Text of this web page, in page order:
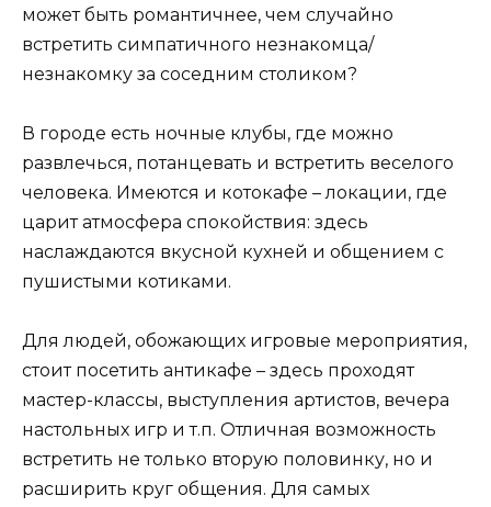
может быть романтичнее, чем случайно
встретить симпатичного незнакомца/
незнакомку за соседним столиком?
В городе есть ночные клубы, где можно
развлечься, потанцевать и встретить веселого
человека. Имеются и котокафе – локации, где
царит атмосфера спокойствия: здесь
наслаждаются вкусной кухней и общением с
пушистыми котиками.
Для людей, обожающих игровые мероприятия,
стоит посетить антикафе – здесь проходят
мастер-классы, выступления артистов, вечера
настольных игр и т.п. Отличная возможность
встретить не только вторую половинку, но и
расширить круг общения. Для самых